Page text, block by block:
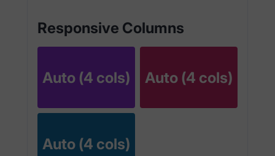
Responsive Columns
Auto (4 cols) Auto (4 cols)
Auto (4 cols)